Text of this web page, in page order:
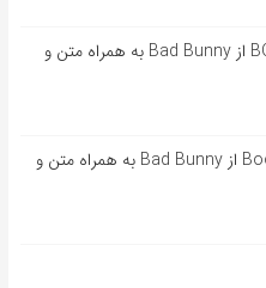
آهنگ اسپانیایی BOKeTE از Bad Bunny به همراه متن و
آهنگ اسپانیایی Booker T از Bad Bunny به همراه متن و